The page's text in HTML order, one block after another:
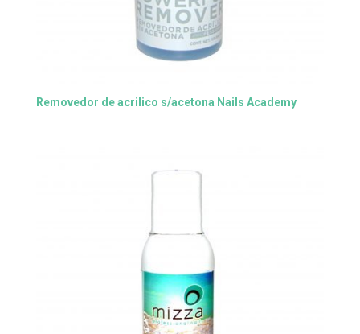
Removedor de acrilico s/acetona Nails Academy